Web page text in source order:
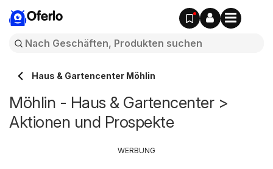
Oferlo
Haus & Gartencenter Möhlin
Möhlin - Haus & Gartencenter >
Aktionen und Prospekte
WERBUNG